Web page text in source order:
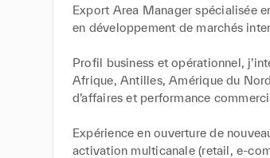
Export Area Manager spécialisée
en développement de marchés
Profil business et opérationnel,
Afrique, Antilles, Amérique du
d’affaires et performance
Expérience en ouverture de
activation multicanale (retail, e-